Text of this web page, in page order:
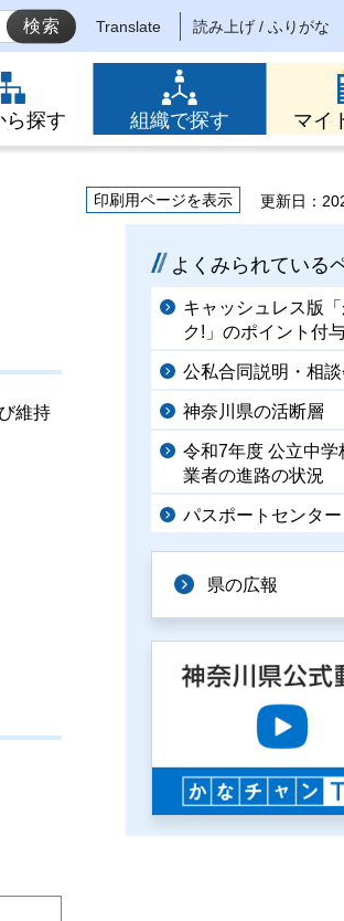
Translate 読み上げ / ふりがな
ら探す 組織で探す マイ
印刷用ページを表示
更新日：
維持
よくみられている
キャッシュレス版「
ク!」のポイント付
公私合同説明・相談
神奈川県の活断層
令和7年度 公立中学
業者の進路の状況
パスポートセンター
県の広報